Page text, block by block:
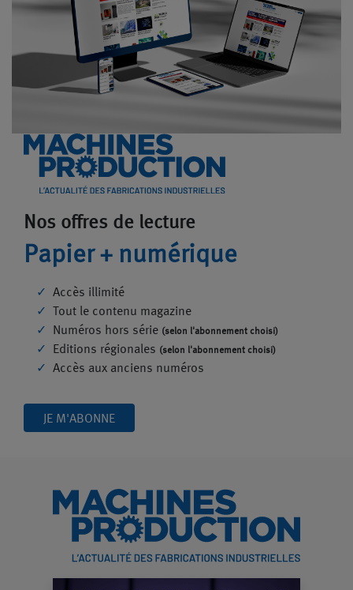
Nos offres de lecture
Papier + numérique
Accès illimité
Tout le contenu magazine
Numéros hors série (selon l'abonnement choisi)
Editions régionales (selon l'abonnement choisi)
Accès aux anciens numéros
JE M'ABONNE